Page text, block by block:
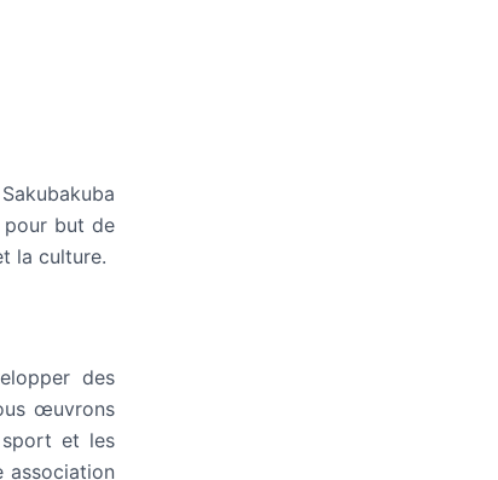
pour but de
la culture.
des
œuvrons
et les
association